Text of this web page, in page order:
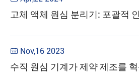
고체 액체 원심 분리기: 포괄적
 Nov,16 2023
수직 원심 기계가 제약 제조를